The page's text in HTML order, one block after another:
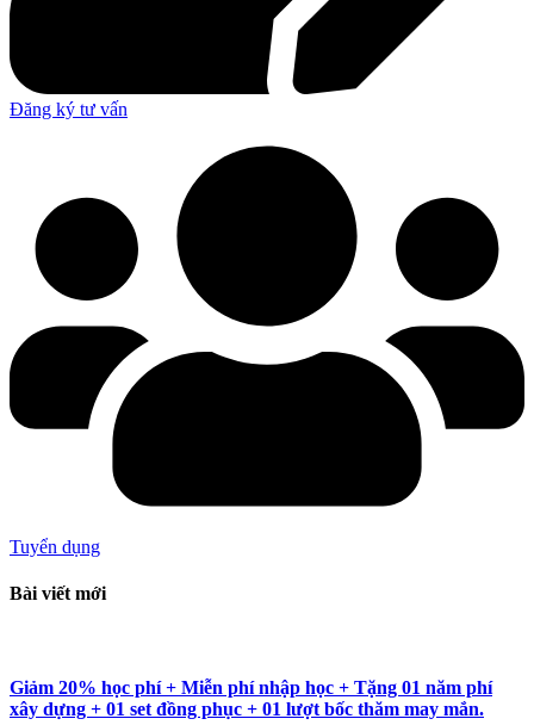
Đăng ký tư vấn
Tuyển dụng
Bài viết mới
Giảm 20% học phí + Miễn phí nhập học + Tặng 01 năm phí
xây dựng + 01 set đồng phục + 01 lượt bốc thăm may mắn.